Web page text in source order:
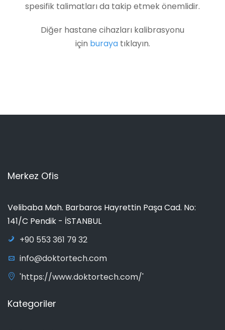
spesifik talimatları da takip etmek önemlidir.
Diğer hastane cihazları kalibrasyonu
için buraya tıklayın.
Merkez Ofis
Velibaba Mah. Barbaros Hayrettin Paşa Cad. No:
141/C Pendik - İSTANBUL
+90 553 361 79 32
info@doktortech.com
'https://www.doktortech.com/'
Kategoriler